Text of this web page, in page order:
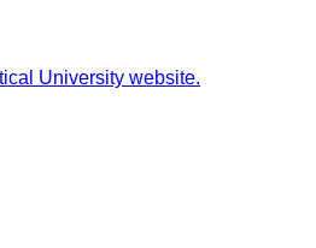
University website.